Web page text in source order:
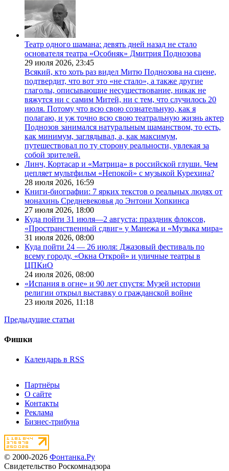
Театр одного шамана: девять дней назад не стало
основателя театра «Особняк» Дмитрия Поднозова
29 июля 2026, 23:45
Всякий, кто хоть раз видел Митю Поднозова на сцене,
подтвердит, что вот это «не стало», а также другие
глаголы, описывающие несуществование, никак не
вяжутся ни с самим Митей, ни с тем, что случилось 20
июля. Потому что всю свою сознательную, как я
полагаю, и уж точно всю свою театральную жизнь актер
Поднозов занимался натуральным шаманством, то есть,
как минимум, заглядывал, а, как максимум,
путешествовал по ту сторону реальности, увлекая за
собой зрителей.
Линч, Кортасар и «Матрица» в российской глуши. Чем
цепляет мультфильм «Непокой» с музыкой Курехина?
28 июля 2026, 16:59
Книги-биографии: 7 ярких текстов о реальных людях от
монахинь Средневековья до Энтони Хопкинса
27 июля 2026, 18:00
Куда пойти 31 июля—2 августа: праздник флоксов,
«Пространственный сдвиг» у Манежа и «Музыка мира»
31 июля 2026, 08:00
Куда пойти 24 — 26 июля: Джазовый фестиваль по
всему городу, «Окна Открой» и уличные театры в
ЦПКиО
24 июля 2026, 08:00
«Испания в огне» и 90 лет спустя: Музей истории
религии открыл выставку о гражданской войне
23 июля 2026, 11:18
Предыдущие статьи
Фишки
Календарь в RSS
Партнёры
О сайте
Контакты
Реклама
Бизнес-трибуна
© 2000-2026 Фонтанка.Ру
Свидетельство Роскомнадзора